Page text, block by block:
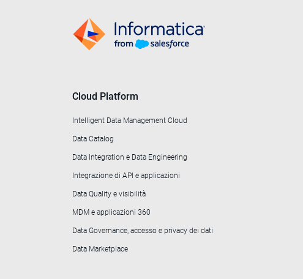
Cloud Platform
Intelligent Data Management Cloud
Data Catalog
Data Integration e Data Engineering
Integrazione di API e applicazioni
Data Quality e visibilità
MDM e applicazioni 360
Data Governance, accesso e privacy dei dati
Data Marketplace